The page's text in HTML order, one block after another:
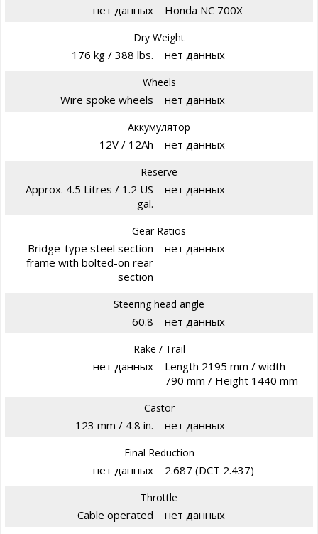
нет данных Honda NC 700X
Dry Weight
176 kg / 388 lbs. нет данных
Wheels
Wire spoke wheels нет данных
Аккумулятор
12V / 12Ah нет данных
Reserve
Approx. 4.5 Litres / 1.2 US
gal.
нет данных
Gear Ratios
Bridge-type steel section
frame with bolted-on rear
section
нет данных
Steering head angle
60.8 нет данных
Rake / Trail
нет данных
Length 2195 mm / width
790 mm / Height 1440 mm
Castor
123 mm / 4.8 in. нет данных
Final Reduction
нет данных 2.687 (DCT 2.437)
Throttle
Cable operated нет данных